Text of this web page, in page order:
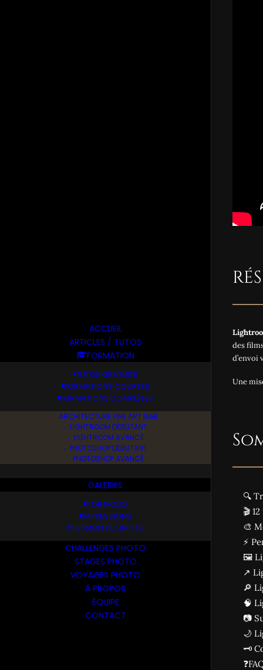
ACCUEIL
ARTICLES / TUTOS
FORMATION
TUTOS GRATUITS
FORMATIONS COURTES
FORMATIONS COMPLÈTES
ARCHITECTURE FINE ART N&B
LIGHTROOM DÉBUTANT
LIGHTROOM AVANCÉ
PHOTOSHOP DÉBUTANT
PHOTOSHOP AVANCÉ
GALERIES
PORTFOLIO
IMPRESSIONS
CESSION DE DROITS
CHALLENGES PHOTO
STAGES PHOTO
VOYAGES PHOTO
À PROPOS
ÉQUIPE
CONTACT
des
Une
🔍
🎬
🎨
⚡
🖼️
↗️
🔎
🧠
📷
🌙
🗝️